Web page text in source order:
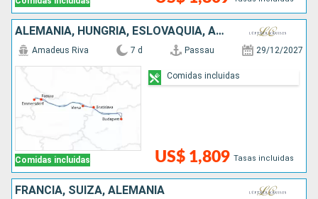
ALEMANIA, HUNGRÍA, ESLOVAQUIA, AUSTRIA
Comidas incluidas
Amadeus Riva 7 d Passau 29/12/2027
US$ 1,809 Tasas incluidas
Comidas incluidas
FRANCIA, SUIZA, ALEMANIA